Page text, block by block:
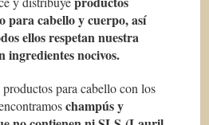
para cabello y cuerpo, así
ellos respetan nuestra
ingredientes nocivos.
para cabello con los
champús y